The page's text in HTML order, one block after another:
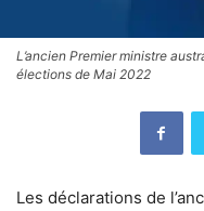
L’ancien Premier ministre
élections de Mai 2022
Les déclarations de